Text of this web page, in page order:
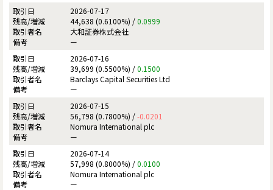
2026-07-17
44,638 (0.6100%) /0.0999
大和証券株式会社
ー
2026-07-16
39,699 (0.5500%) /0.1500
Barclays Capital Securities Ltd
ー
2026-07-15
56,798 (0.7800%) /-0.0201
Nomura International plc
ー
2026-07-14
57,998 (0.8000%) /0.0100
Nomura International plc
ー